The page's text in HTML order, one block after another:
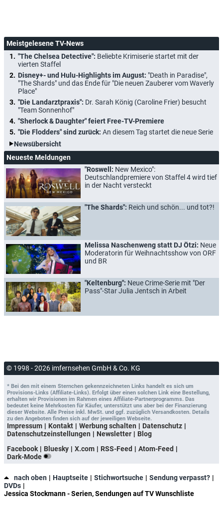
Meistgelesene TV-News
"The Chelsea Detective": Beliebte Krimiserie startet mit der
vierten Staffel
Disney+- und Hulu-Highlights im August: "Death in Paradise",
"The Shards" und das Ende für "Die neuen Zauberer vom Waverly
Place"
"Die Landarztpraxis": Dr. Sarah König (Caroline Frier) besucht
"Team Sonnenhof"
"Sherlock & Daughter" feiert Free-TV-Premiere
"Die Flodders" sind zurück: An diesem Tag startet die neue Serie
Newsübersicht
Neueste Meldungen
"Roswell: New Mexico":
Deutschlandpremiere von Staffel 4 wird tief
in der Nacht versteckt
"The Shards": Reich und schön... und tot?!
Melissa Naschenweng statt DJ Ötzi: Neue
Moderatorin für Weihnachtsshow von ORF
und BR
"Keltenburg": Neue Crime-Serie mit "Der
Pass"-Star Julia Jentsch in Arbeit
© 1998 - 2026 imfernsehen GmbH & Co. KG
* Bei den mit einem Sternchen gekennzeichneten Links handelt es sich um
Provisions-Links (Affiliate-Links). Erfolgt über einen solchen Link eine Bestellung,
erhalten wir Provisionen im Rahmen eines Affiliate-Partnerprogramms. Das
bedeutet keine Mehrkosten für Käufer, unterstützt uns aber bei der Finanzierung
dieser Website. Alle Preise inkl. MwSt. und ggf. zuzüglich Versandkosten. Details
zu den Angeboten finden sich auf der jeweiligen Webseite.
Impressum Kontakt Werbung schalten
Datenschutz
Datenschutzeinstellungen
Newsletter
Blog
Facebook
Bluesky X.com RSS-Feed
Atom-Feed
Dark-Mode
nach oben Hauptseite Stichwortsuche
Sendung verpasst?
DVDs
Jessica Stockmann - Serien, Sendungen auf TV Wunschliste